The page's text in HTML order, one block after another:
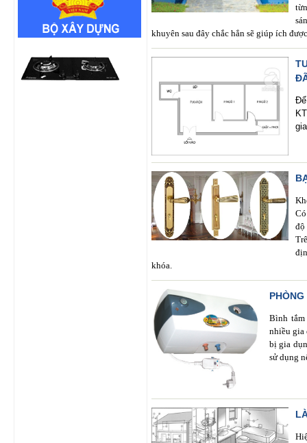
khuyên sau đây chắc hẳn sẽ giúp ích
khóa.
Bình
nhiều gia
bị gia
sử dụng